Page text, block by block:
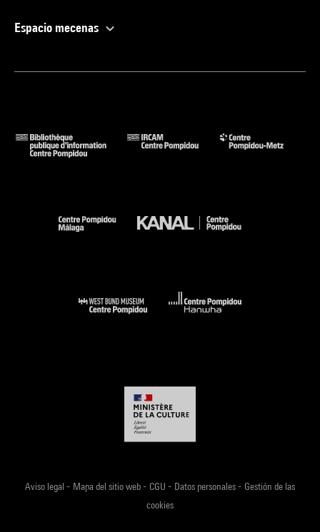
Espacio mecenas
Aviso legal - Mapa del sitio web- CGU - Datos personales- Gestión de las
cookies